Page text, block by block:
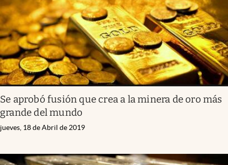
Se aprobó fusión que crea a la minera de oro más
grande del mundo
jueves, 18 de Abril de 2019